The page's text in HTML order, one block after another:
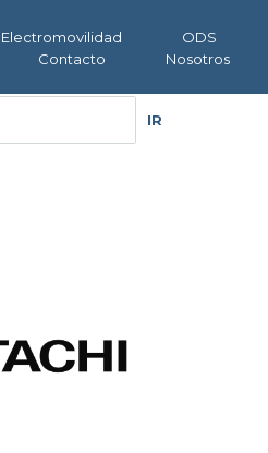
Electromovilidad
ODS
Contacto
Nosotros
IR